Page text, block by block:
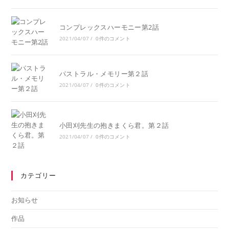
コンプレックスハーモニー第2話
2021/04/07 / 0件のコメント
パストラル・メモリー第２話
2021/04/07 / 0件のコメント
小田刈先生の抱きまくら君。第２話
2021/04/07 / 0件のコメント
カテゴリー
お知らせ
作品